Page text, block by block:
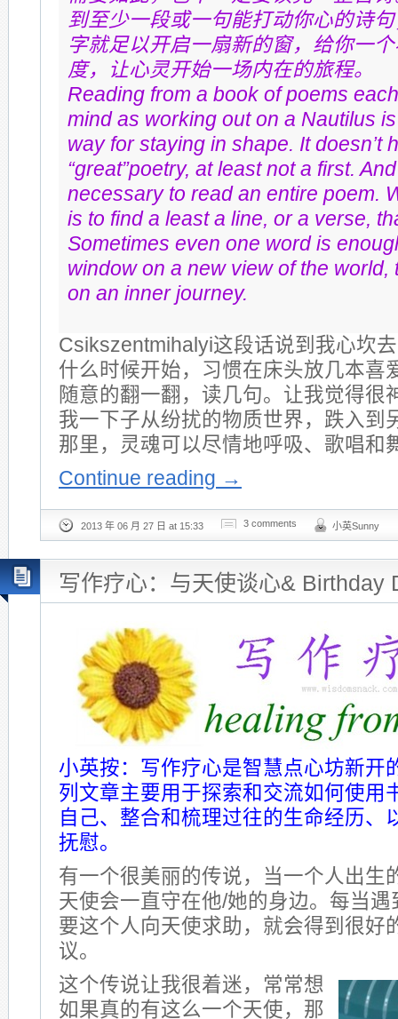
到至少一段或一句能打动你心的诗
字就足以开启一扇新的窗，给你一
度，让心灵开始一场内在的旅程。
Reading from a book of poems
mind as working out on a Nautilus
way for staying in shape. It doesn’t
“great”poetry, at least not a first.
necessary to read an entire poem.
is to find a least a line, or a verse,
Sometimes even one word is
window on a new view of the world,
on an inner journey.
Csikszentmihalyi这段话说到我心坎
什么时候开始，习惯在床头放几本喜
随意的翻一翻，读几句。让我觉得很
我一下子从纷扰的物质世界，跌入到
那里，灵魂可以尽情地呼吸、歌唱和
Continue reading →
2013 年 06 月 27 日 at 15:33 3 comments 小英Sunny
写作疗心：与天使谈心& Birthday
小英按：写作疗心是智慧点心坊新开
列文章主要用于探索和交流如何使用
自己、整合和梳理过往的生命经历、
抚慰。
有一个很美丽的传说，当一个人出生
天使会一直守在他/她的身边。每当
要这个人向天使求助，就会得到很好
议。
这个传说让我很着迷，常常想
如果真的有这么一个天使，那